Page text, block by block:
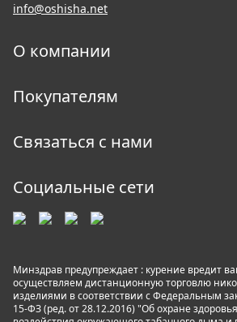
info@oshisha.net
О компании
Покупателям
Связаться с нами
Социальные сети
Минздрав предупреждает : курение вредит
осуществляем дистанционную торговлю
изделиями в соответствии с Федеральным
15-ФЗ (ред. от 28.12.2016) "Об охране